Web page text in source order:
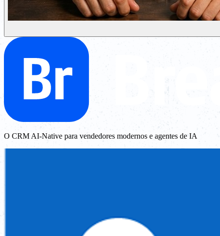
O CRM AI-Native para vendedores modernos e agentes de IA